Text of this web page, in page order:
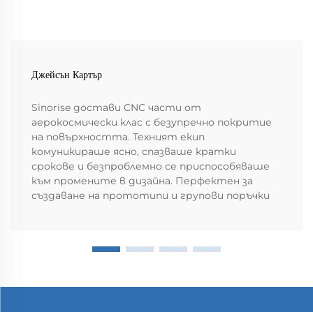
Джейсън Картър
Sinorise достави CNC части от
аерокосмически клас с безупречно покритие
на повърхността. Техният екип
комуникираше ясно, спазваше кратки
срокове и безпроблемно се приспособяваше
към промените в дизайна. Перфектен за
създаване на прототипи и групови поръчки